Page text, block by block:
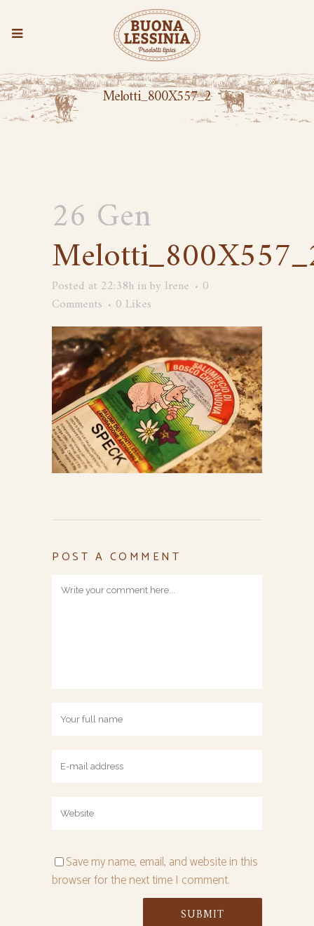
Melotti_800X557_2
26 Gen
Posted at 22:38h inby Irene
0
Comments
0 Likes
POST A COMMENT
Save my name, email, and website in this
browser for the next time I comment.